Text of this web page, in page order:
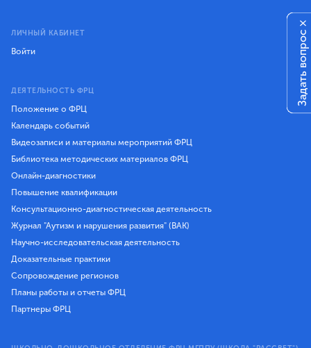
ЛИЧНЫЙ КАБИНЕТ
Войти
ДЕЯТЕЛЬНОСТЬ ФРЦ
Положение о ФРЦ
Календарь событий
Видеозаписи и материалы мероприятий ФРЦ
Библиотека методических материалов ФРЦ
Онлайн-диагностики
Повышение квалификации
Консультационно-диагностическая деятельность
Журнал "Аутизм и нарушения развития" (ВАК)
Научно-исследовательская деятельность
Доказательные практики
Сопровождение регионов
Планы работы и отчеты ФРЦ
Партнеры ФРЦ
Задать вопрос
×